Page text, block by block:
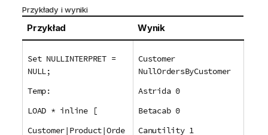
Przykłady i wyniki
Przykład Wynik
Set NULLINTERPRET =
NULL;
Temp:
LOAD * inline [
Customer|Product|Orde
Customer
NullOrdersByCustomer
Astrida 0
Betacab 0
Canutility 1